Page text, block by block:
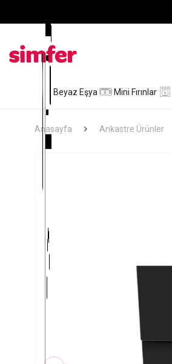
Beyaz Eşya Mini Fırınlar
Anasayfa Ankastre Ürünler